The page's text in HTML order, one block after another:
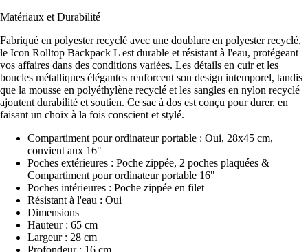
Matériaux et Durabilité
Fabriqué en polyester recyclé avec une doublure en polyester recyclé,
le Icon Rolltop Backpack L est durable et résistant à l'eau, protégeant
vos affaires dans des conditions variées. Les détails en cuir et les
boucles métalliques élégantes renforcent son design intemporel, tandis
que la mousse en polyéthylène recyclé et les sangles en nylon recyclé
ajoutent durabilité et soutien. Ce sac à dos est conçu pour durer, en
faisant un choix à la fois conscient et stylé.
Compartiment pour ordinateur portable : Oui, 28x45 cm,
convient aux 16"
Poches extérieures : Poche zippée, 2 poches plaquées &
Compartiment pour ordinateur portable 16"
Poches intérieures : Poche zippée en filet
Résistant à l'eau : Oui
Dimensions
Hauteur : 65 cm
Largeur : 28 cm
Profondeur : 16 cm